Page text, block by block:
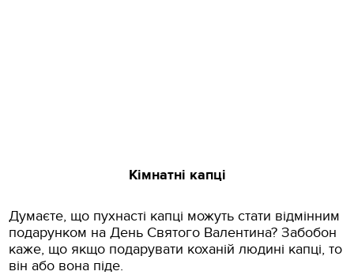
Кімнатні капці
Думаєте, що пухнасті капці можуть стати відмінним
подарунком на День Святого Валентина? Забобон
каже, що якщо подарувати коханій людині капці, то
він або вона піде.